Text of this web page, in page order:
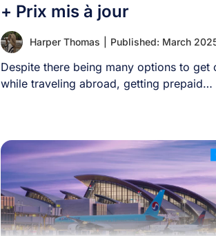
+ Prix mis à jour
Harper Thomas Published: March
Despite there being many options to get
while traveling abroad, getting prepaid